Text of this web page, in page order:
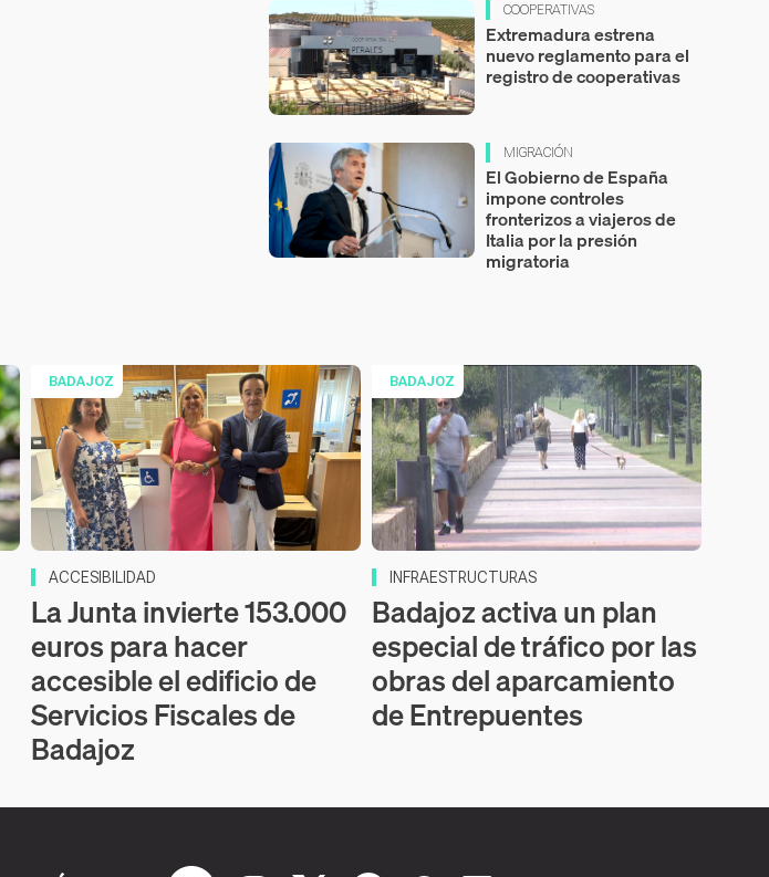
COOPERATIVAS
Extremadura estrena
nuevo reglamento para el
registro de cooperativas
MIGRACIÓN
El Gobierno de España
impone controles
fronterizos a viajeros de
Italia por la presión
migratoria
BADAJOZ
ACCESIBILIDAD
La Junta invierte 153.000
euros para hacer
accesible el edificio de
Servicios Fiscales de
Badajoz
BADAJOZ
INFRAESTRUCTURAS
Badajoz activa un plan
especial de tráfico por las
obras del aparcamiento
de Entrepuentes